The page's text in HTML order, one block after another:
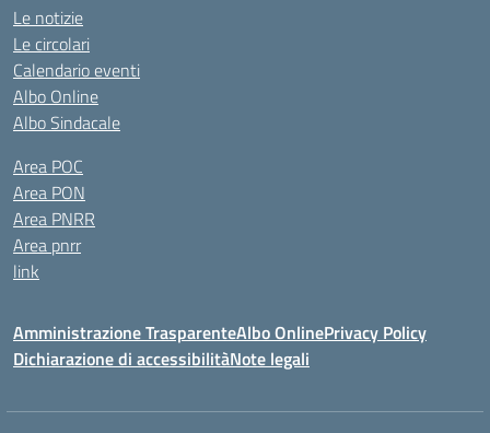
Le notizie
Le circolari
Calendario eventi
Albo Online
Albo Sindacale
Area POC
Area PON
Area PNRR
Area pnrr
link
Amministrazione TrasparenteAlbo OnlinePrivacy Policy
Dichiarazione di accessibilitàNote legali